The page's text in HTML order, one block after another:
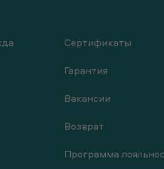
Сертификаты
Гарантия
Вакансии
Возврат
Программа